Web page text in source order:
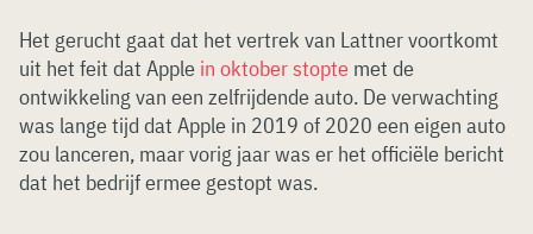
Het gerucht gaat dat het vertrek van Lattner voortkomt
uit het feit dat Apple in oktober stopte met de
ontwikkeling van een zelfrijdende auto. De verwachting
was lange tijd dat Apple in 2019 of 2020 een eigen auto
zou lanceren, maar vorig jaar was er het officiële bericht
dat het bedrijf ermee gestopt was.